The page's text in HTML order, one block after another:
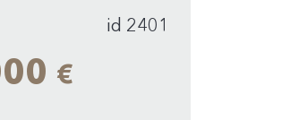
id 2401
€